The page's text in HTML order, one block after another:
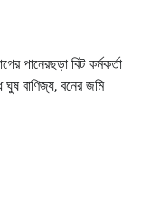
পানেরছড়া বিট কর্মকর্তা
বাণিজ্য, বনের জমি